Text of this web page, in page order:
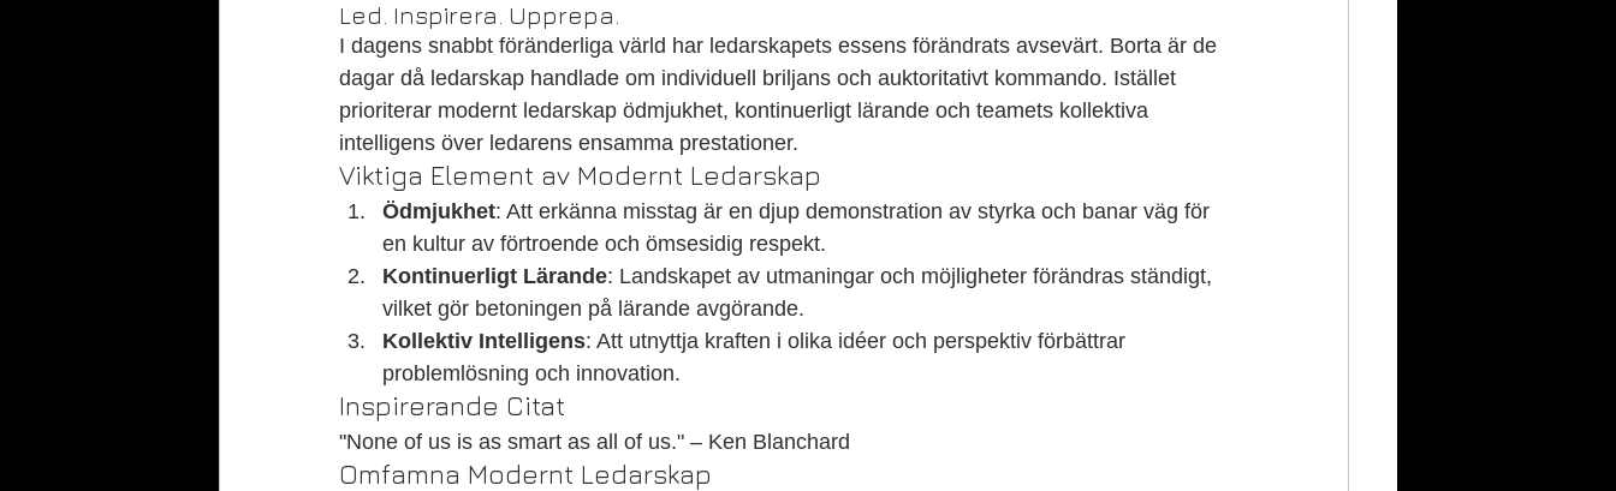
Led. Inspirera. Upprepa.
I dagens snabbt föränderliga värld har ledarskapets essens förändrats avsevärt. Borta är de
dagar då ledarskap handlade om individuell briljans och auktoritativt kommando. Istället
prioriterar modernt ledarskap ödmjukhet, kontinuerligt lärande och teamets kollektiva
intelligens över ledarens ensamma prestationer.
Viktiga Element av Modernt Ledarskap
Ödmjukhet: Att erkänna misstag är en djup demonstration av styrka och banar väg för
en kultur av förtroende och ömsesidig respekt.
Kontinuerligt Lärande: Landskapet av utmaningar och möjligheter förändras ständigt,
vilket gör betoningen på lärande avgörande.
Kollektiv Intelligens: Att utnyttja kraften i olika idéer och perspektiv förbättrar
problemlösning och innovation.
Inspirerande Citat
"None of us is as smart as all of us." – Ken Blanchard
Omfamna Modernt Ledarskap